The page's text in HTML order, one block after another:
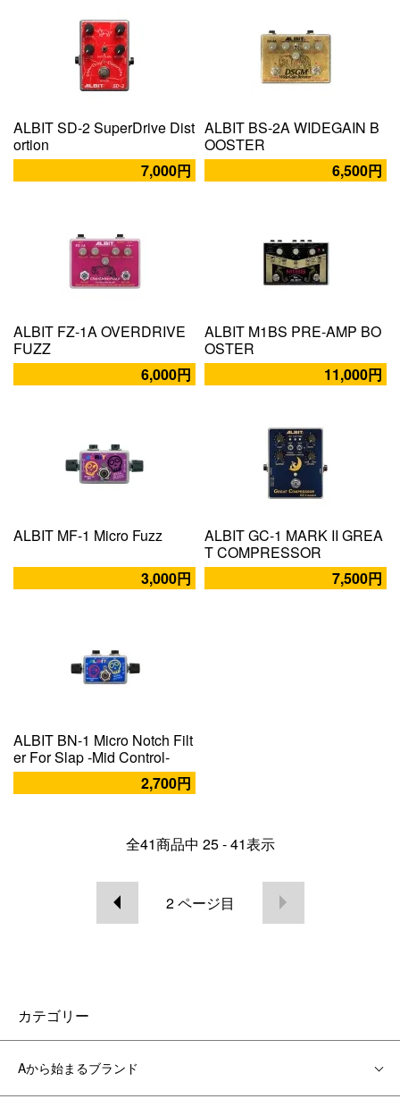
ALBIT SD-2 SuperDrive Dist
ortion
7,000円
ALBIT BS-2A WIDEGAIN B
OOSTER
6,500円
ALBIT FZ-1A OVERDRIVE
FUZZ
6,000円
ALBIT M1BS PRE-AMP BO
OSTER
11,000円
ALBIT MF-1 Micro Fuzz
3,000円
ALBIT GC-1 MARK II GREA
T COMPRESSOR
7,500円
ALBIT BN-1 Micro Notch Filt
er For Slap -Mid Control-
2,700円
全41商品中 25 - 41表示
2ページ目
カテゴリー
Aから始まるブランド